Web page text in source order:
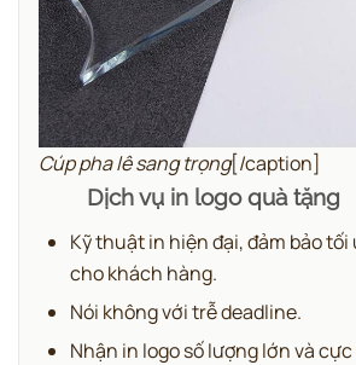
Cúp pha lê sang trọng[/caption]
Dịch vụ in logo quà tặng
Kỹ thuật in hiện đại, đảm bảo
cho khách hàng.
Nói không với trễ deadline.
Nhận in logo số lượng lớn và